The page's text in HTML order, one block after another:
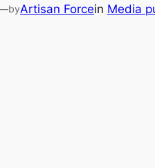
byArtisan Forcein Media